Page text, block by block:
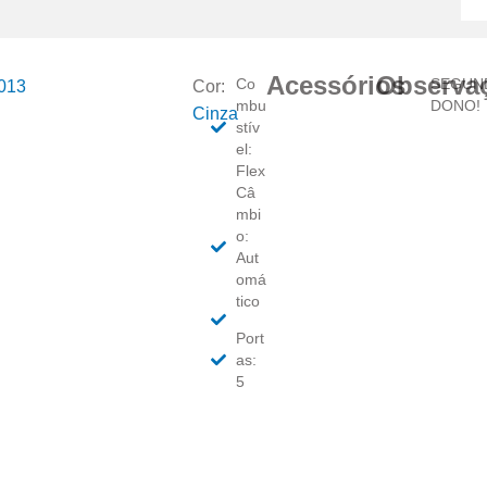
Cor:
Cinza
Co
mbu
stív
el:
Flex
Câ
mbi
o:
Aut
omá
tico
Port
as:
5
Acessórios
DONO!